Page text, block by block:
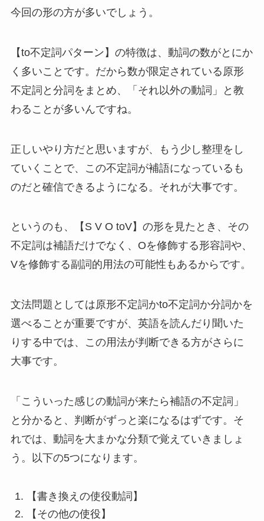
今回の形の方が多いでしょう。
【to不定詞パターン】の特徴は、動詞の数がとにか
く多いことです。だから数が限定されている原形
不定詞と分詞をまとめ、「それ以外の動詞」と教
わることが多いんですね。
正しいやり方だと思いますが、もう少し整理をし
ていくことで、この不定詞が補語になっているも
のだと確信できるようになる。それが大事です。
というのも、【S V O toV】の形を見たとき、その
不定詞は補語だけでなく、Oを修飾する形容詞や、
Vを修飾する副詞的用法の可能性もあるからです。
文法問題としては原形不定詞かto不定詞か分詞かを
選べることが重要ですが、英語を読んだり聞いた
りする中では、この用法が判断できる方がさらに
大事です。
「こういった感じの動詞が来たら補語の不定詞」
と分かると、判断がずっと楽になるはずです。そ
れでは、動詞を大まかな分類で覚えていきましょ
う。以下の5つになります。
【書き換えの使役動詞】
【その他の使役】